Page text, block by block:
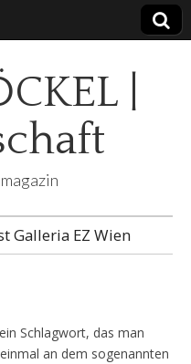
|
Galleria EZ Wien
Schlagwort, das man
an dem sogenannten